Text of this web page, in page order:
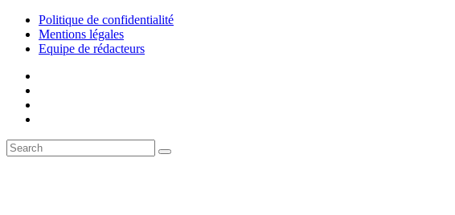
Politique de confidentialité
Mentions légales
Equipe de rédacteurs